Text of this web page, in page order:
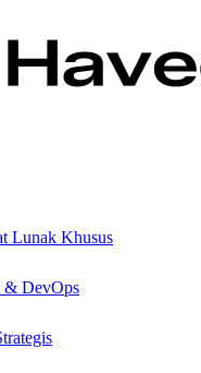
Lunak Khusus
& DevOps